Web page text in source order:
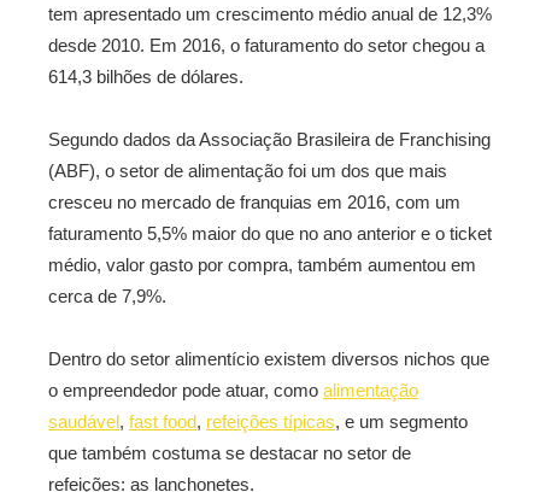
tem apresentado um crescimento médio anual de 12,3%
desde 2010. Em 2016, o faturamento do setor chegou a
614,3 bilhões de dólares.
Segundo dados da Associação Brasileira de Franchising
(ABF), o setor de alimentação foi um dos que mais
cresceu no mercado de franquias em 2016, com um
faturamento 5,5% maior do que no ano anterior e o ticket
médio, valor gasto por compra, também aumentou em
cerca de 7,9%.
Dentro do setor alimentício existem diversos nichos que
o empreendedor pode atuar, como alimentação
saudável, fast food, refeições típicas, e um segmento
que também costuma se destacar no setor de
refeições: as lanchonetes.